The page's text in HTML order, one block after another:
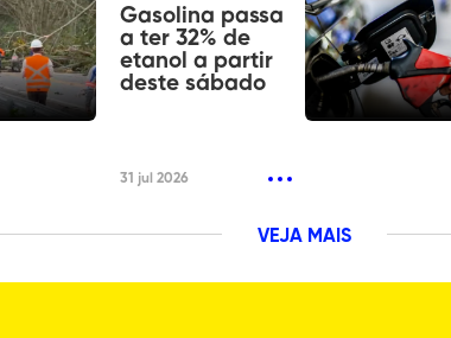
Gasolina passa
a ter 32% de
etanol a partir
deste sábado
31 jul 2026
VEJA MAIS